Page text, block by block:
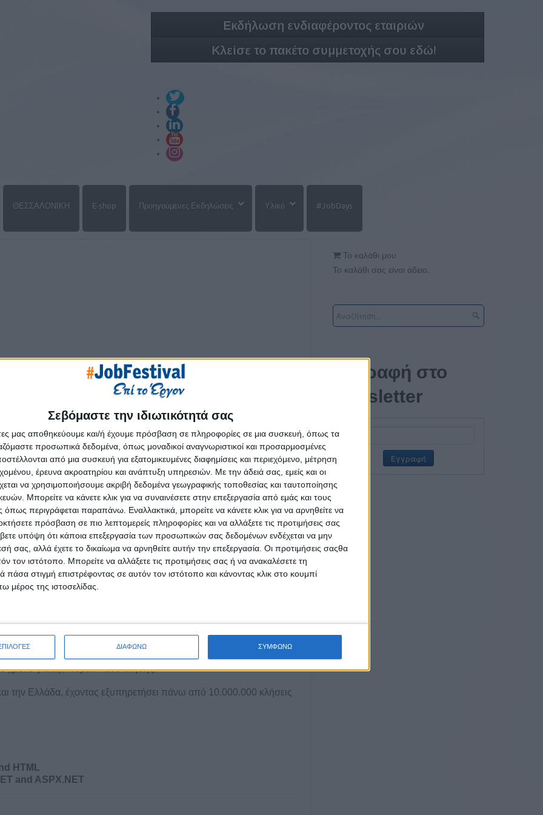
Σεβόμαστε την ιδιωτικότητά σας
μας αποθηκεύουμε και/ή έχουμε πρόσβαση σε πληροφορίες σε μια συσκευή, όπως τα
προσωπικά δεδομένα, όπως μοναδικοί αναγνωριστικοί και προσαρμοσμένες
από μια συσκευή για εξατομικευμένες διαφημίσεις και περιεχόμενο, μέτρηση
έρευνα ακροατηρίου και ανάπτυξη υπηρεσιών. Με την άδειά σας, εμείς και οι
να χρησιμοποιήσουμε ακριβή δεδομένα γεωγραφικής τοποθεσίας και ταυτοποίησης
Μπορείτε να κάνετε κλικ για να συναινέσετε στην επεξεργασία από εμάς και τους
περιγράφεται παραπάνω. Εναλλακτικά, μπορείτε να κάνετε κλικ για να αρνηθείτε να
πρόσβαση σε πιο λεπτομερείς πληροφορίες και να αλλάξετε τις προτιμήσεις σας
υπόψη ότι κάποια επεξεργασία των προσωπικών σας δεδομένων ενδέχεται να μην
σας, αλλά έχετε το δικαίωμα να αρνηθείτε αυτήν την επεξεργασία. Οι προτιμήσεις σαςθα
τον ιστότοπο. Μπορείτε να αλλάξετε τις προτιμήσεις σας ή να ανακαλέσετε τη
στιγμή επιστρέφοντας σε αυτόν τον ιστότοπο και κάνοντας κλικ στο κουμπί
μέρος της ιστοσελίδας.
ΔΙΑΦΩΝΩ ΣΥΜΦΩΝΩ
Εκδήλωση ενδιαφέροντος εταιριών
Κλείσε το πακέτο συμμετοχής σου εδώ!
ΘΕΣΣΑΛΟΝΙΚΗ E-shop Προηγούμενες Εκδηλώσεις Υλικό #JobDays
ευφυών υπηρεσιών μετακίνησης!
χώρου βοηθώντας και υποστηρίζοντας στην εξέλιξη τους.
στην νέα εποχή των διαδικτυακών λύσεων και του Internet of
με μεγάλη εμπειρία στην ανάπτυξη εξειδικευμένων λύσεων
ανάπτυξη του ολοκληρωμένου συστήματος διαχείρισης
με μεγάλη επιτυχία την πορεία της και σε διεθνές επίπεδο. Τα
και στους επαγγελματίες οδηγούς ΤΑΧΙ και προσφέρουν μια σειρά
εργασιών τους και την παροχή αναβαθμισμένων υπηρεσιών προς
μεταξύ του πελάτη, του κέντρου αποδοχής των κλήσεων και
για την πορεία κάθε κλήσης.
την Ελλάδα, έχοντας εξυπηρετήσει πάνω από 10.000.000 κλήσεις
HTML
and ASPX.NET
Το καλάθι μου
Το καλάθι σας είναι άδειο.
Εγγραφή στο
newsletter